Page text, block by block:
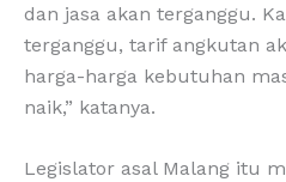
dan jasa akan terganggu.
terganggu, tarif angkutan
harga-harga kebutuhan
naik,” katanya.
Legislator asal Malang itu